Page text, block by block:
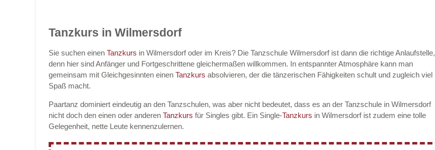
Tanzkurs in Wilmersdorf
Sie suchen einen Tanzkurs in Wilmersdorf oder im Kreis? Die Tanzschule Wilmersdorf ist dann die richtige Anlaufstelle,
denn hier sind Anfänger und Fortgeschrittene gleichermaßen willkommen. In entspannter Atmosphäre kann man
gemeinsam mit Gleichgesinnten einen Tanzkurs absolvieren, der die tänzerischen Fähigkeiten schult und zugleich viel
Spaß macht.
Paartanz dominiert eindeutig an den Tanzschulen, was aber nicht bedeutet, dass es an der Tanzschule in Wilmersdorf
nicht doch den einen oder anderen Tanzkurs für Singles gibt. Ein Single-Tanzkurs in Wilmersdorf ist zudem eine tolle
Gelegenheit, nette Leute kennenzulernen.